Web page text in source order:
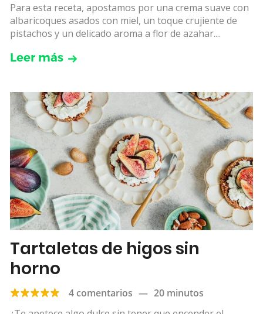
Para esta receta, apostamos por una crema suave con
albaricoques asados con miel, un toque crujiente de
pistachos y un delicado aroma a flor de azahar....
Leer más
Tartaletas de higos sin
horno
4 comentarios — 20 minutos